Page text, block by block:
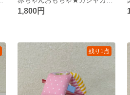
1,800円
残り1点